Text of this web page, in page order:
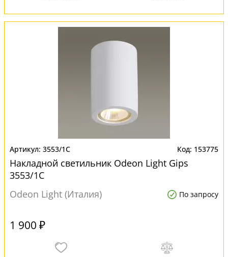
3553/1C 153775
Накладной светильник Odeon Light Gips
3553/1C
Odeon Light (Италия)
По запросу
1 900 ₽